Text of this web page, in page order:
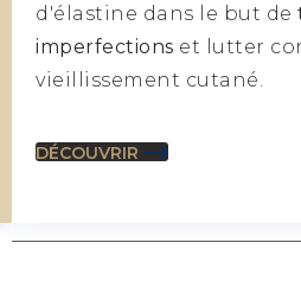
d'élastine dans le but de
imperfections et lutter
vieillissement cutané.
DÉCOUVRIR